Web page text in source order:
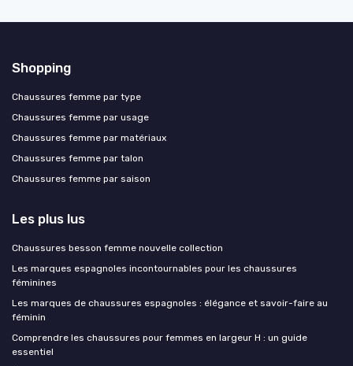
Shopping
Chaussures femme par type
Chaussures femme par usage
Chaussures femme par matériaux
Chaussures femme par talon
Chaussures femme par saison
Les plus lus
Chaussures besson femme nouvelle collection
Les marques espagnoles incontournables pour les chaussures
féminines
Les marques de chaussures espagnoles : élégance et savoir-faire au
féminin
Comprendre les chaussures pour femmes en largeur H : un guide
essentiel